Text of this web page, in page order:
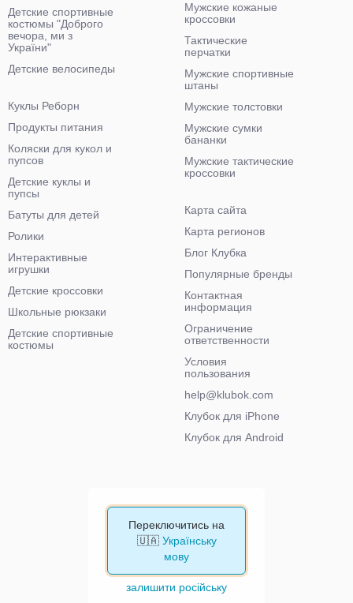
Детские спортивные
костюмы "Доброго
вечора, ми з
України"
Детские велосипеды
Мужские кожаные
кроссовки
Тактические
перчатки
Мужские спортивные
штаны
Мужские толстовки
Мужские сумки
бананки
Мужские тактические
кроссовки
Куклы Реборн
Продукты питания
Коляски для кукол и
пупсов
Детские куклы и
пупсы
Батуты для детей
Ролики
Интерактивные
игрушки
Детские кроссовки
Школьные рюкзаки
Детские спортивные
костюмы
Карта сайта
Карта регионов
Блог Клубка
Популярные бренды
Контактная
информация
Ограничение
ответственности
Условия
пользования
help@klubok.com
Клубок для iPhone
Клубок для Android
Переключитись на
🇺🇦 Українську
мову
залишити російську